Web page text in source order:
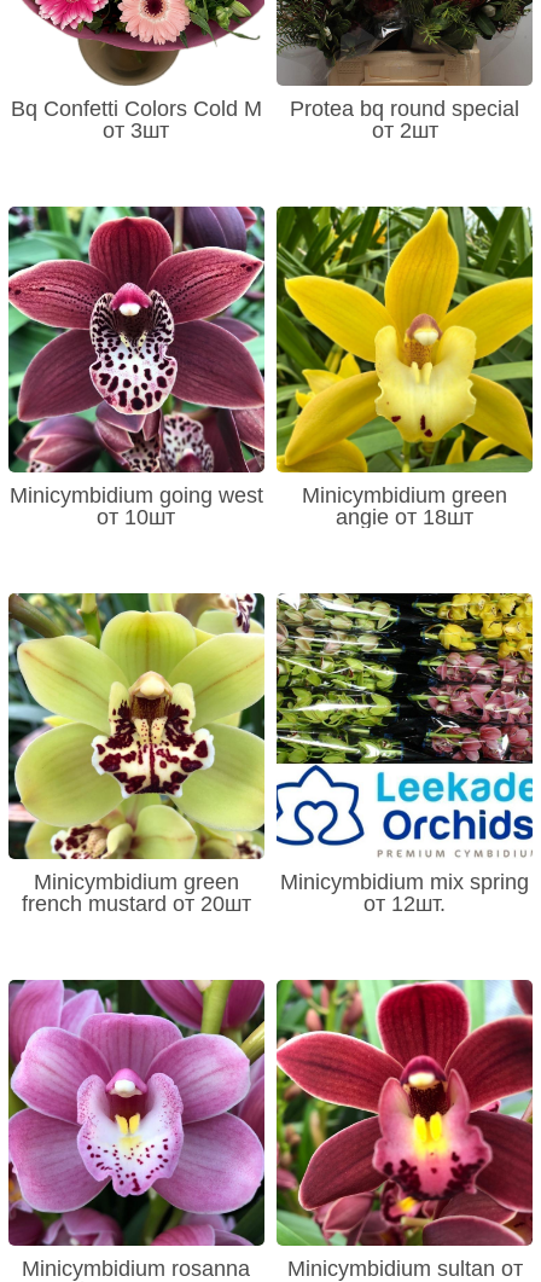
Bq Confetti Colors Cold M
от 3шт
Protea bq round special
от 2шт
Minicymbidium going west
от 10шт
Minicymbidium green
angie от 18шт
Minicymbidium green
french mustard от 20шт
Minicymbidium mix spring
от 12шт.
Minicymbidium rosanna
Minicymbidium sultan от